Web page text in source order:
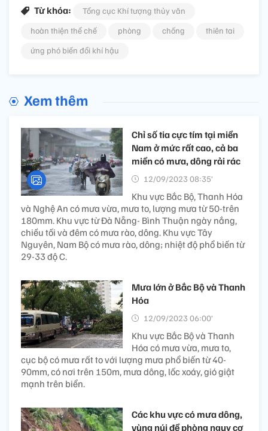
Từ khóa:
Tổng cục Khí tượng thủy văn
hoàn thiện thể chế
phòng chống
thiên tai
ứng phó biến đổi khí hậu
Xem thêm
Chỉ số tia cực tím tại miền
Nam ở mức rất cao, cả ba
miền có mưa, dông rải rác
12/09/2023 08:35’
Khu vực Bắc Bộ, Thanh Hóa
và Nghệ An có mưa vừa, mưa to, lượng mưa từ 50-trên
180mm. Khu vực từ Đà Nẵng- Bình Thuận ngày nắng,
chiều tối và đêm có mưa rào, dông. Khu vực Tây
Nguyên, Nam Bộ có mưa rào, dông; nhiệt độ phổ biến từ
29-33 độ C.
Mưa lớn ở Bắc Bộ và Thanh
Hóa
12/09/2023 06:00’
Khu vực Bắc Bộ và Thanh
Hóa có mưa vừa, mưa to,
cục bộ có mưa rất to với lượng mưa phổ biến từ 40-
90mm, có nơi trên 150m, mưa dông, lốc xoáy, gió giật
mạnh trên biển.
Các khu vực có mưa dông,
vùng núi đề phòng nguy cơ